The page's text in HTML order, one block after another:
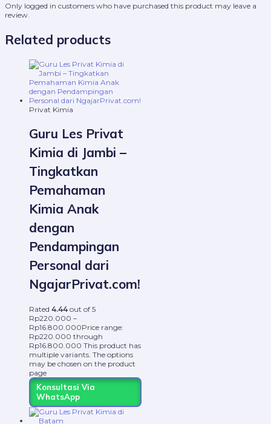
Only logged in customers who have purchased this product may leave a
review.
Related products
Privat Kimia
Guru Les Privat
Kimia di Jambi –
Tingkatkan
Pemahaman
Kimia Anak
dengan
Pendampingan
Personal dari
NgajarPrivat.com!
Rated 4.44 out of 5
Rp220.000 –
Rp16.800.000Price range:
Rp220.000 through
Rp16.800.000 This product has
multiple variants. The options
may be chosen on the product
page
Konsultasi Via
WhatsApp